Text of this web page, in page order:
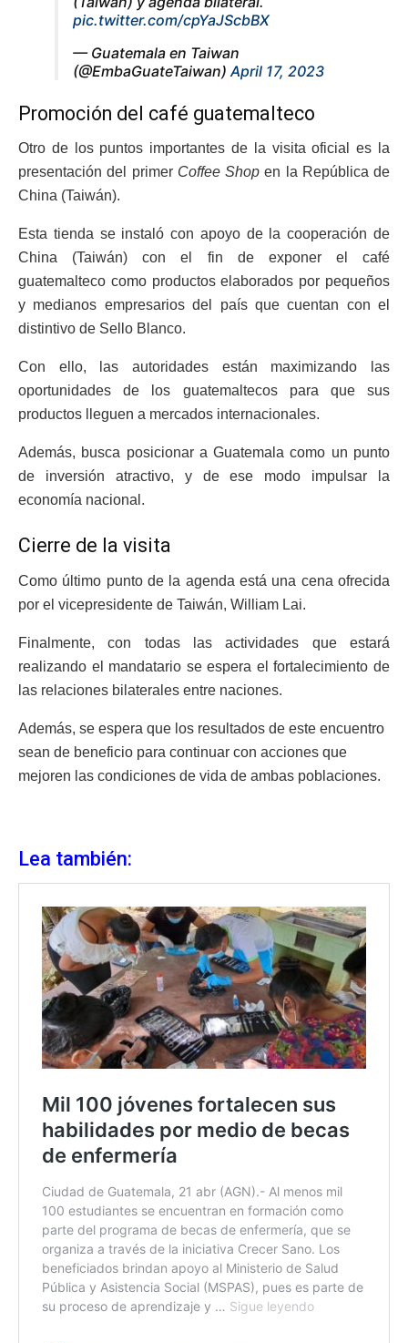
pic.twitter.com/cpYaJScbBX
— Guatemala en Taiwan
(@EmbaGuateTaiwan) April 17, 2023
Promoción del café guatemalteco
Otro de los puntos importantes de la visita oficial es la
presentación del primerCoffee Shop en la República de
China (Taiwán).
Esta tienda se instaló con apoyo de la cooperación de
China (Taiwán) con el fin de exponer el café
guatemalteco como productos elaborados por pequeños
y medianos empresarios del país que cuentan con el
distintivo de Sello Blanco.
Con ello, las autoridades están maximizando las
oportunidades de los guatemaltecos para que sus
productos lleguen a mercados internacionales.
Además, busca posicionar a Guatemala como un punto
de inversión atractivo, y de ese modo impulsar la
economía nacional.
Cierre de la visita
Como último punto de la agenda está una cena ofrecida
por el vicepresidente de Taiwán, William Lai.
Finalmente, con todas las actividades que estará
realizando el mandatario se espera el fortalecimiento de
las relaciones bilaterales entre naciones.
Además, se espera que los resultados de este encuentro
sean de beneficio para continuar con acciones que
mejoren las condiciones de vida de ambas poblaciones.
Lea también: